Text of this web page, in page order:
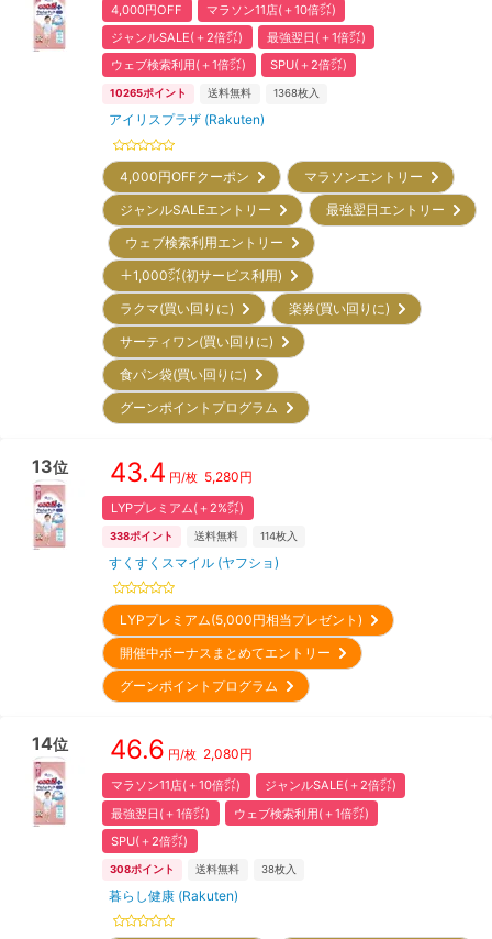
4,000円OFF
マラソン11店(＋10倍㌽)
ジャンルSALE(＋2倍㌽)
最強翌日(＋1倍㌽)
ウェブ検索利用(＋1倍㌽)
SPU(＋2倍㌽)
10265ポイント 送料無料 1368枚入
アイリスプラザ (Rakuten)
4,000円OFFクーポン
マラソンエントリー
ジャンルSALEエントリー
最強翌日エントリー
ウェブ検索利用エントリー
＋1,000㌽(初サービス利用)
ラクマ(買い回りに)
楽券(買い回りに)
サーティワン(買い回りに)
食パン袋(買い回りに)
グーンポイントプログラム
13位 43.4 円/枚 5,280円
LYPプレミアム(＋2%㌽)
338ポイント 送料無料 114枚入
すくすくスマイル (ヤフショ)
LYPプレミアム(5,000円相当プレゼント)
開催中ボーナスまとめてエントリー
グーンポイントプログラム
14位 46.6 円/枚 2,080円
マラソン11店(＋10倍㌽)
ジャンルSALE(＋2倍㌽)
最強翌日(＋1倍㌽)
ウェブ検索利用(＋1倍㌽)
SPU(＋2倍㌽)
308ポイント 送料無料 38枚入
暮らし健康 (Rakuten)